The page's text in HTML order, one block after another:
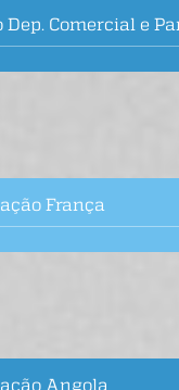
Comercial e
França
Angola